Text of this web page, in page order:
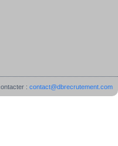
:contact@dbrecrutement.com